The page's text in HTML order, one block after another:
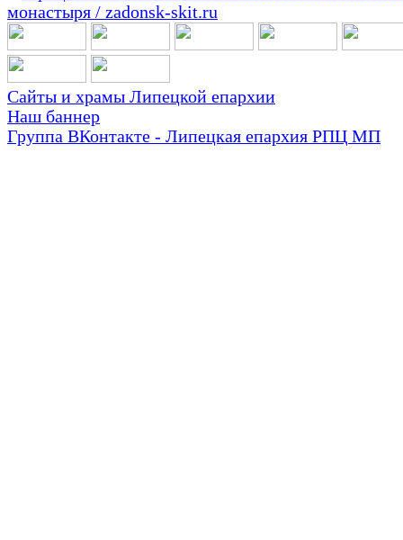
Сайты и храмы Липецкой епархии
Наш баннер
Группа ВКонтакте - Липецкая епархия РПЦ МП